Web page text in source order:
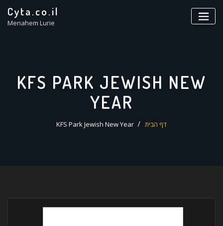
Cyta.co.il
Menahem Lurie
KFS PARK JEWISH NEW
YEAR
דף הבית KFS Park Jewish New Year